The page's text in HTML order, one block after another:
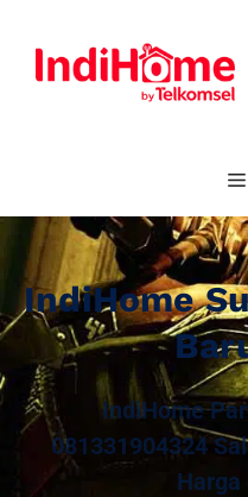
IndiHome
IndiHome
081331904324